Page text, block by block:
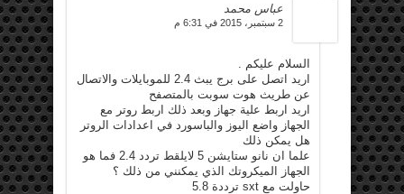
عباس محمد
2 سبتمبر، 2015 في 6:31 م
السلام عليكم .
اريد اتصل على برج يبث 2.4 للموبايلات والاتصال
عن طريث هوت سوبت بالمتصفح
اريد اربط علية جهاز وبعد ذلك اربط روتر مع
الجهاز واضع اليوز والباسورد في اعدادات الروتر
هل يمكن ذلك
علما ان نانو ستايشن 5 لايلقط تردد 2.4 فما هو
الجهاز الميكروتك الذي يمكنني من ذلك ؟
حاولت مع sxt ترددة 5.8